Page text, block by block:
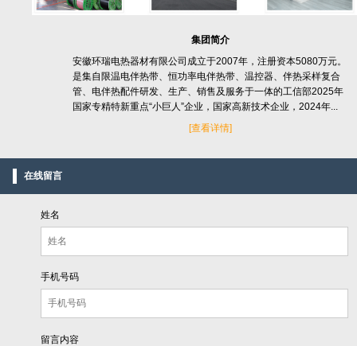
集团简介
安徽环瑞电热器材有限公司成立于2007年，注册资本5080万元。
是集自限温电伴热带、恒功率电伴热带、温控器、伴热采样复合
管、电伴热配件研发、生产、销售及服务于一体的工信部2025年
国家专精特新重点“小巨人”企业，国家高新技术企业，2024年...
[查看详情]
在线留言
姓名
手机号码
留言内容